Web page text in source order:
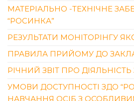
МАТЕРІАЛЬНО -ТЕХНІЧНЕ
“РОСИНКА”
РЕЗУЛЬТАТИ МОНІТОРІНГУ
ПРАВИЛА ПРИЙОМУ ДО
РІЧНИЙ ЗВІТ ПРО
УМОВИ ДОСТУПНОСТІ ЗДО
НАВЧАННЯ ОСІБ З